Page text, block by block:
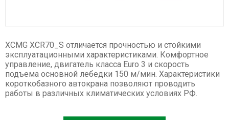
Асфальтоукладчики
Телескопические погрузчики
Катки
Фронтальные погрузчики
XCMG XCR70_S отличается прочностью и стойкими
эксплуатационными характеристиками. Комфортное
управление, двигатель класса Euro 3 и скорость
подъема основной лебедки 150 м/мин. Характеристики
короткобазного автокрана позволяют проводить
работы в различных климатических условиях РФ.